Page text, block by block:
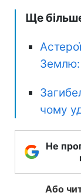
Ще
Землю:
чому
Не
Або